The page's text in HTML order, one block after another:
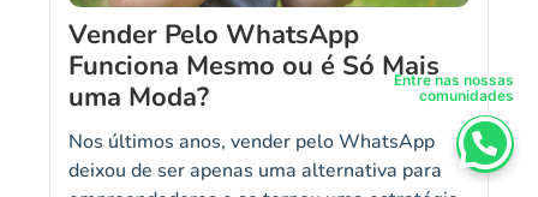
Entre nas nossas
comunidades
Vender Pelo WhatsApp
Funciona Mesmo ou é Só Mais
uma Moda?
Nos últimos anos, vender pelo WhatsApp
deixou de ser apenas uma alternativa para